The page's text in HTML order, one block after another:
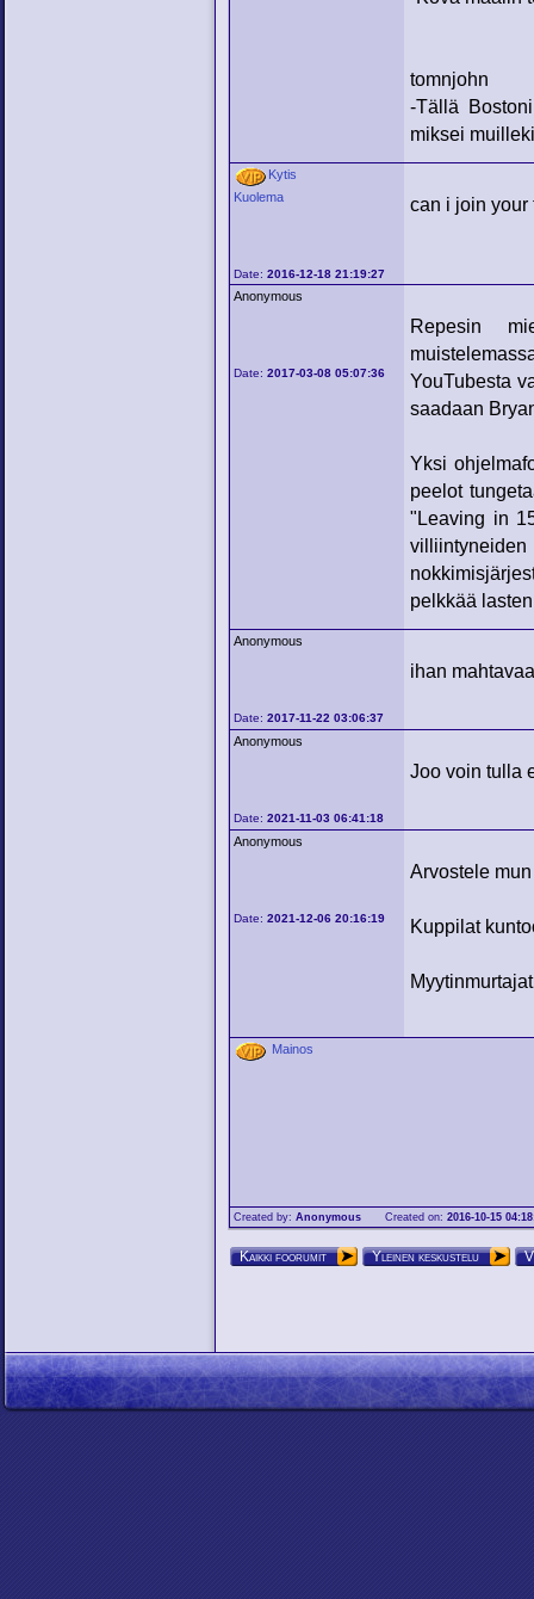
tomnjohn
-Tällä
miksei
Kytis
Kuolema
Date:2016-12-18 21:19:27
can i join your
Anonymous
Date:2017-03-08 05:07:36
Repesin
YouTubesta
saadaan
Yksi
peelot
"Leaving in
pelkkää
Anonymous
Date:2017-11-22 03:06:37
ihan
Anonymous
Date:2021-11-03 06:41:18
Joo voin tulla
Anonymous
Date:2021-12-06 20:16:19
Arvostele
Kuppilat
Mainos
Created by: Anonymous Created on:2016-10-15
Kaikki foorumit Yleinen keskustelu